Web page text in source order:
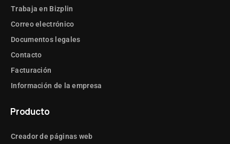
Trabaja en Bizplin
Correo electrónico
Documentos legales
Contacto
Facturación
Información de la empresa
Producto
Creador de páginas web